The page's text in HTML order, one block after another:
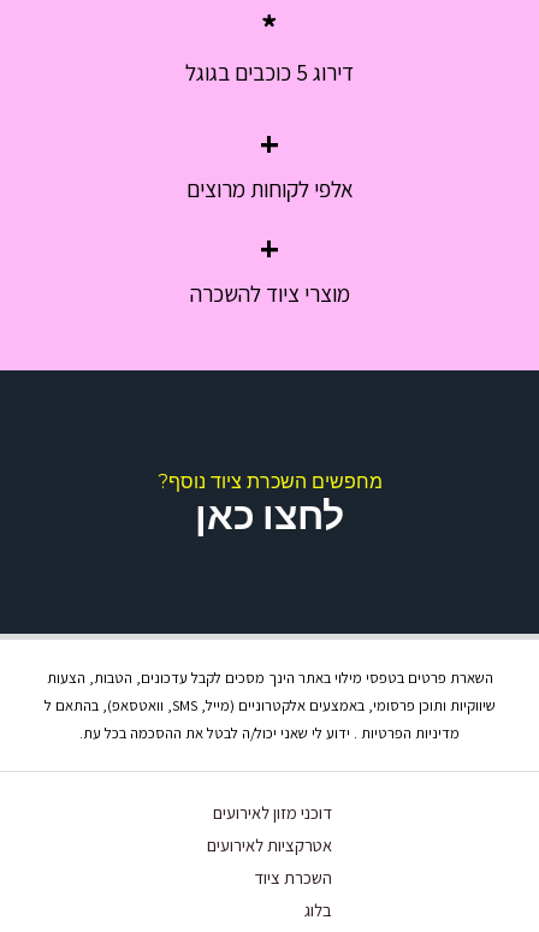
דירוג 5 כוכבים בגוגל
*
אלפי לקוחות מרוצים
+
מוצרי ציוד להשכרה
+
מחפשים השכרת ציוד נוסף?
לחצו כאן
השארת פרטים בטפסי מילוי באתר הינך מסכים לקבל עדכונים, הטבות, הצעות
שיווקיות ותוכן פרסומי, באמצעים אלקטרוניים (מייל, SMS, וואטסאפ), בהתאם ל
מדיניות הפרטיות . ידוע לי שאני יכול/ה לבטל את ההסכמה בכל עת.
דוכני מזון לאירועים
אטרקציות לאירועים
השכרת ציוד
בלוג